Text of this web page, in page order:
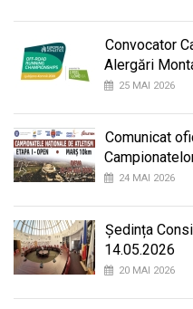
Convocator
Alergări
25 MAI 2026
Comunicat
24 MAI 2026
Ședința
14.05.2026
20 MAI 2026